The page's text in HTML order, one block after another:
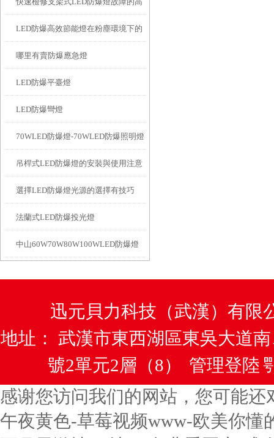
效技巧
LED防爆高效節能燈在粉塵環境下的
密封維護與散熱清潔指南
哪里有賣防爆應急燈
LED防爆平臺燈
LED防爆彎燈
70WLED防爆燈-70WLED防爆照明燈
吊桿式LED防爆燈的安裝與使用注意
事項
選擇LED防爆燈光源的選擇有技巧
法蘭式LED防爆投光燈
中山60W70W80W100WLED防爆燈
迅元貝力科技（武漢）有限
地址： 武漢市東西湖區東吳大道
號2單元2層（8）
管理登陸
感谢您访问我们的网站，您可能还
午夜黄色-草莓视频www-欧美你懂